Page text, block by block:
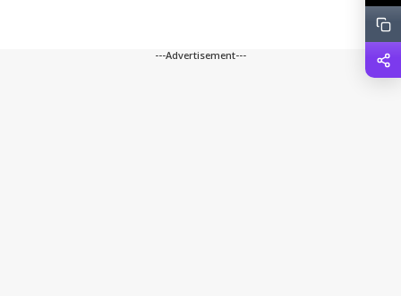
---Advertisement---